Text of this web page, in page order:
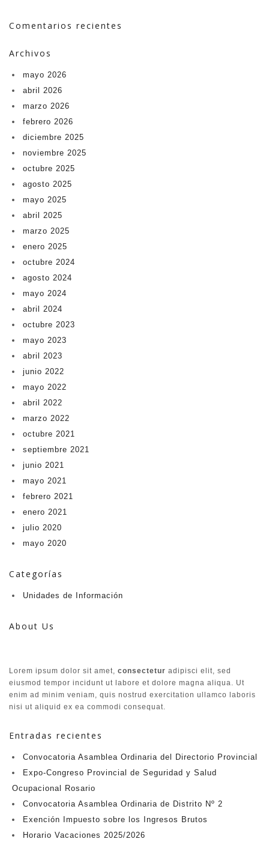
Comentarios recientes
Archivos
mayo 2026
abril 2026
marzo 2026
febrero 2026
diciembre 2025
noviembre 2025
octubre 2025
agosto 2025
mayo 2025
abril 2025
marzo 2025
enero 2025
octubre 2024
agosto 2024
mayo 2024
abril 2024
octubre 2023
mayo 2023
abril 2023
junio 2022
mayo 2022
abril 2022
marzo 2022
octubre 2021
septiembre 2021
junio 2021
mayo 2021
febrero 2021
enero 2021
julio 2020
mayo 2020
Categorías
Unidades de Información​
About Us
Lorem ipsum dolor sit amet, consectetur adipisci elit, sed
eiusmod tempor incidunt ut labore et dolore magna aliqua. Ut
enim ad minim veniam, quis nostrud exercitation ullamco laboris
nisi ut aliquid ex ea commodi consequat.
Entradas recientes
Convocatoria Asamblea Ordinaria del Directorio Provincial
Expo-Congreso Provincial de Seguridad y Salud
Ocupacional Rosario
Convocatoria Asamblea Ordinaria de Distrito Nº 2
Exención Impuesto sobre los Ingresos Brutos
Horario Vacaciones 2025/2026